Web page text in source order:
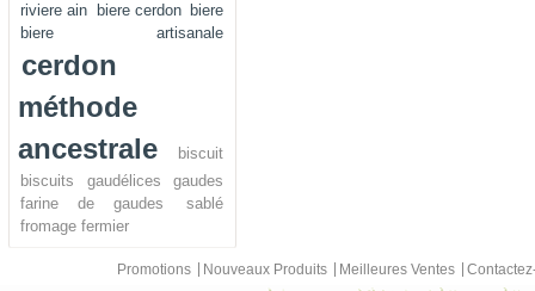
riviere ain
biere cerdon biere
biere artisanale
cerdon
méthode
ancestrale
biscuit
biscuits
gaudélices
gaudes
farine de gaudes
sablé
fromage fermier
Promotions Nouveaux Produits Meilleures Ventes